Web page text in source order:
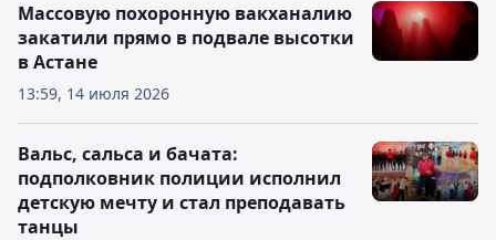
13:59, 14 июля 2026
Массовую похоронную вакханалию
закатили прямо в подвале высотки
в Астане
Вальс, сальса и бачата:
подполковник полиции исполнил
детскую мечту и стал преподавать
танцы